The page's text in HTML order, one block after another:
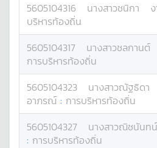
5605104316 นางสาวชนิกา
บริหารท้องถิ่น
5605104317 นางสาวชลกานต์
การบริหารท้องถิ่น
5605104323 นางสาวณัฐธิดา
อาภรณ์ : การบริหารท้องถิ่น
5605104327 นางสาวณิชนันทน์
: การบริหารท้องถิ่น